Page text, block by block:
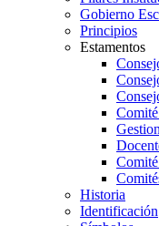
Gobierno
Principios
Estamentos
Historia
Identificación